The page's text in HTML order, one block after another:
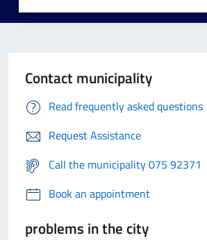
Contact municipality
Read frequently asked questions
Request Assistance
Call the municipality 075 92371
Book an appointment
problems in the city